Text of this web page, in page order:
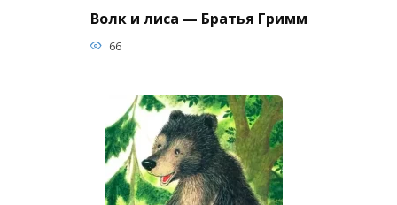
Волк и лиса — Братья Гримм
66